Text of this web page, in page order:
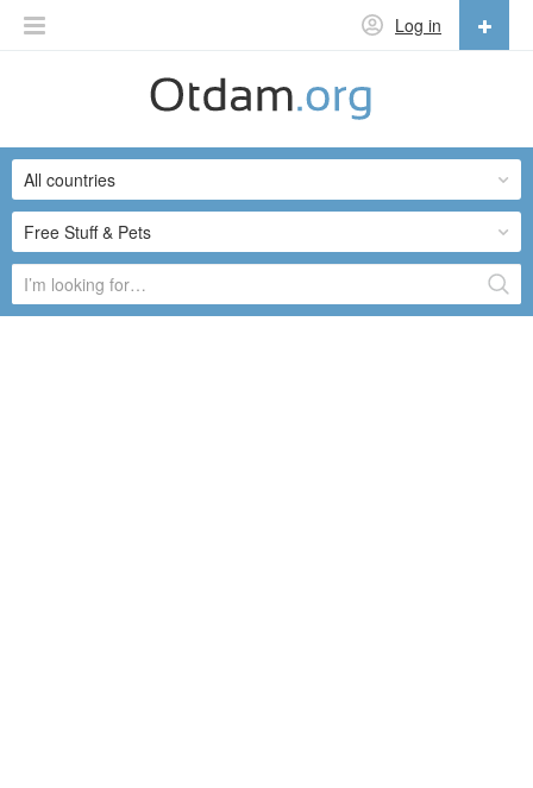
Log in
English
Русский
Українська
Free Stuff & Pets
All countries